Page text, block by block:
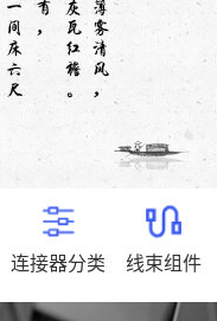
连接器分类 线束组件